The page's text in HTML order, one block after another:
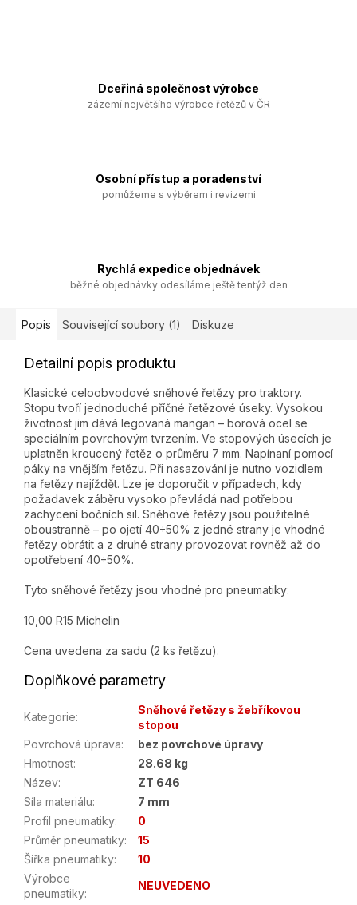
Dceřiná společnost výrobce
zázemí největšího výrobce řetězů v ČR
Osobní přístup a poradenství
pomůžeme s výběrem i revizemi
Rychlá expedice objednávek
běžné objednávky odesíláme ještě tentýž den
Popis Související soubory (1) Diskuze
Detailní popis produktu
Klasické celoobvodové sněhové řetězy pro traktory.
Stopu tvoří jednoduché příčné řetězové úseky. Vysokou
životnost jim dává legovaná mangan – borová ocel se
speciálním povrchovým tvrzením. Ve stopových úsecích je
uplatněn kroucený řetěz o průměru 7 mm. Napínaní pomocí
páky na vnějším řetězu. Při nasazování je nutno vozidlem
na řetězy najíždět. Lze je doporučit v případech, kdy
požadavek záběru vysoko převládá nad potřebou
zachycení bočních sil. Sněhové řetězy jsou použitelné
oboustranně – po ojetí 40÷50% z jedné strany je vhodné
řetězy obrátit a z druhé strany provozovat rovněž až do
opotřebení 40÷50%.
Tyto sněhové řetězy jsou vhodné pro pneumatiky:
10,00 R15 Michelin
Cena uvedena za sadu (2 ks řetězu).
Doplňkové parametry
Kategorie:
Sněhové řetězy s žebříkovou
stopou
Povrchová úprava:
bez povrchové úpravy
Hmotnost:
28.68 kg
Název:
ZT 646
Síla materiálu:
7 mm
Profil pneumatiky:
0
Průměr pneumatiky:
15
Šířka pneumatiky:
10
Výrobce
pneumatiky:
NEUVEDENO